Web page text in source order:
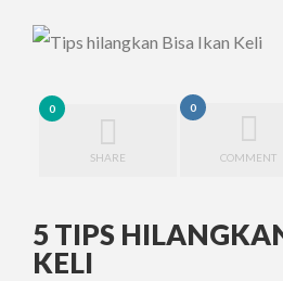
0
SHARE
0
COMMENT
5 TIPS
KELI